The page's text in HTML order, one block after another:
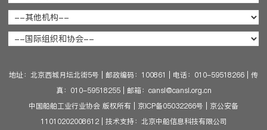
地址：北京西城月坛北街5号 邮政编码：100861 电话：010-59518266
传
真：010-59518255| 邮箱：cansi@cansi.org.cn
中国船舶工业行业协会 版权所有
京ICP备05032266号
京公安备
11010202008612| 技术支持：北京中船信息科技有限公司